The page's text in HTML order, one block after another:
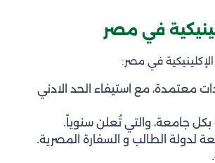
في مصر
في مصر:
معتمدة، مع استيفاء الحد الادني
بكل جامعة، والتي تُعلن سنوياً.
لدولة الطالب و السفارة المصرية.